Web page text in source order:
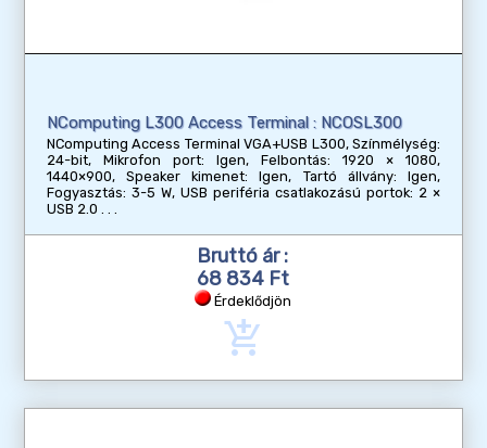
NComputing L300 Access Terminal : NCOSL300
NComputing Access Terminal VGA+USB L300, Színmélység:
24-bit, Mikrofon port: Igen, Felbontás: 1920 × 1080,
1440×900, Speaker kimenet: Igen, Tartó állvány: Igen,
Fogyasztás: 3-5 W, USB periféria csatlakozású portok: 2 ×
USB 2.0
Bruttó ár :
68 834 Ft
Érdeklődjön
add_shopping_cart